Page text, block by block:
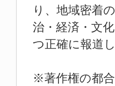
り、地域密着
治・経済・文
つ正確に報道
※著作権の都